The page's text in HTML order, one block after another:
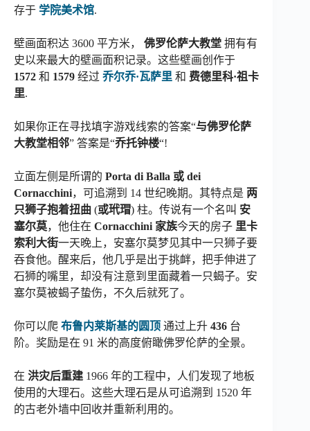
存于 学院美术馆.
壁画面积达 3600 平方米， 佛罗伦萨大教堂 拥有有
史以来最大的壁画面积记录。这些壁画创作于
1572 和 1579 经过 乔尔乔·瓦萨里 和 费德里科·祖卡
里.
如果你正在寻找填字游戏线索的答案“与佛罗伦萨
大教堂相邻” 答案是“乔托钟楼“!
立面左侧是所谓的 Porta di Balla 或 dei
Cornacchini，可追溯到 14 世纪晚期。其特点是 两
只狮子抱着扭曲 (或玳瑁) 柱。传说有一个名叫 安
塞尔莫，他住在 Cornacchini 家族今天的房子 里卡
索利大街一天晚上，安塞尔莫梦见其中一只狮子要
吞食他。醒来后，他几乎是出于挑衅，把手伸进了
石狮的嘴里，却没有注意到里面藏着一只蝎子。安
塞尔莫被蝎子蛰伤，不久后就死了。
你可以爬 布鲁内莱斯基的圆顶 通过上升 436 台
阶。奖励是在 91 米的高度俯瞰佛罗伦萨的全景。
在 洪灾后重建 1966 年的工程中，人们发现了地板
使用的大理石。这些大理石是从可追溯到 1520 年
的古老外墙中回收并重新利用的。